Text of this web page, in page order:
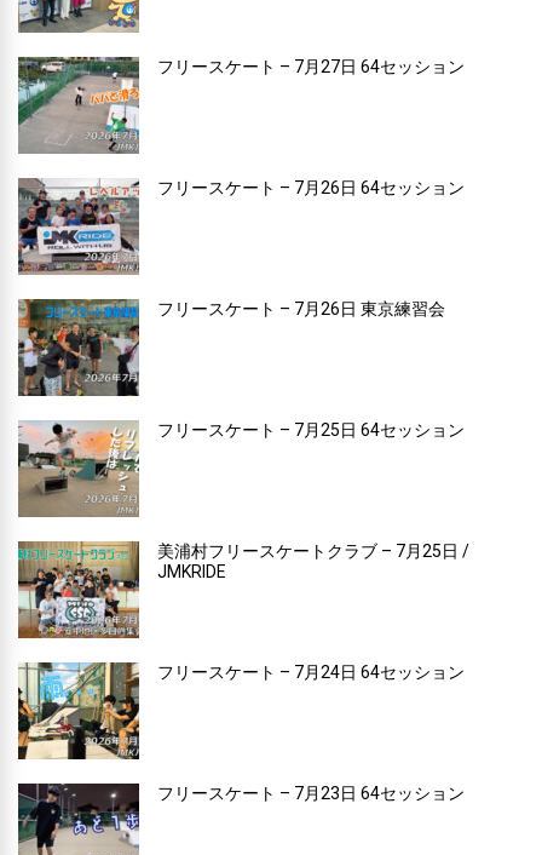
フリースケート – 7月27日 64セッション
フリースケート – 7月26日 64セッション
フリースケート – 7月26日 東京練習会
フリースケート – 7月25日 64セッション
美浦村フリースケートクラブ – 7月25日 /
JMKRIDE
フリースケート – 7月24日 64セッション
フリースケート – 7月23日 64セッション